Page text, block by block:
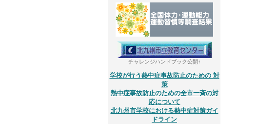
チャレンジハンドブック公開↑
学校が行う熱中症事故防止のための 対
策
熱中症事故防止のための全市一斉の対
応について
北九州市学校における熱中症対策ガイ
ドライン